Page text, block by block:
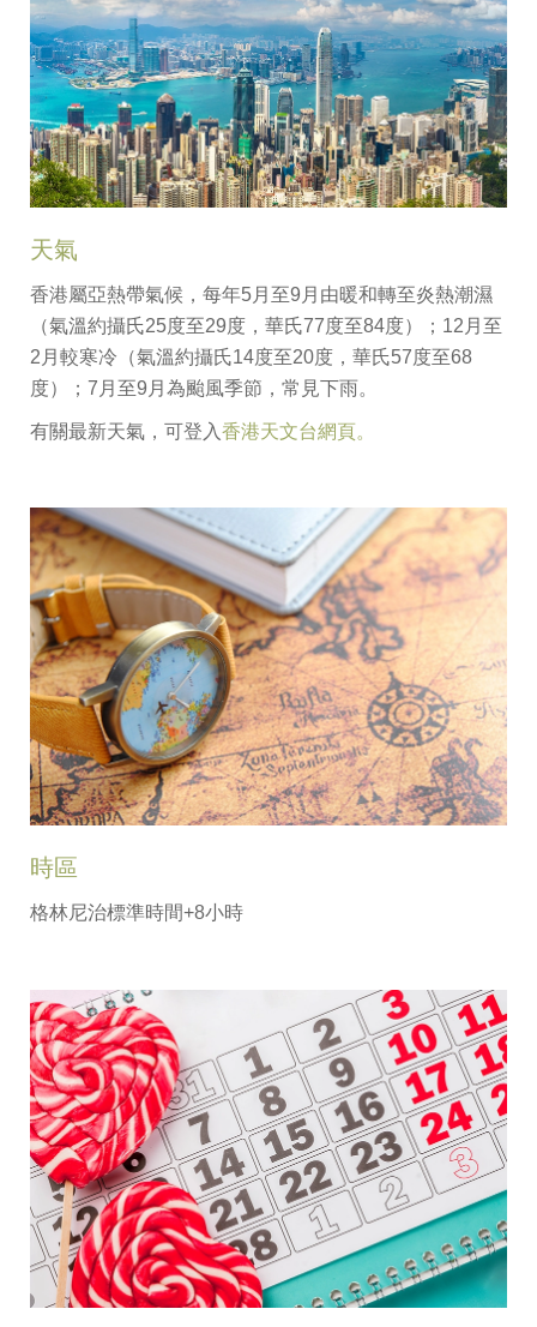
天氣
香港屬亞熱帶氣候，每年5月至9月由暖和轉至炎熱潮濕
（氣溫約攝氏25度至29度，華氏77度至84度）；12月至
2月較寒冷（氣溫約攝氏14度至20度，華氏57度至68
度）；7月至9月為颱風季節，常見下雨。
有關最新天氣，可登入香港天文台網頁。
時區
格林尼治標準時間+8小時